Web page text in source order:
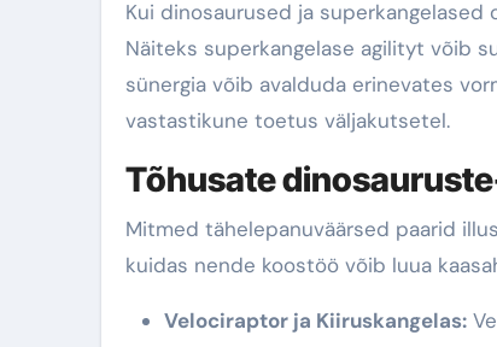
Kui dinosaurused ja
Näiteks superkangelase agilityt võib
sünergia võib avalduda erinevates
vastastikune toetus väljakutsetel.
Tõhusate
Mitmed tähelepanuväärsed paarid
kuidas nende koostöö võib luua
Velociraptor ja Kiiruskangelas: